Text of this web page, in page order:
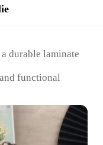
durable laminate
functional
Spacious desk